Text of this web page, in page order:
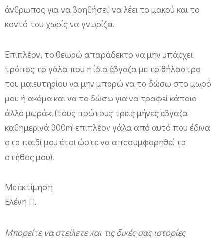
άνθρωπος για να βοηθήσει) να λέει το μακρύ και το
κοντό του χωρίς να γνωρίζει.
Επιπλέον, το θεωρώ απαράδεκτο να μην υπάρχει
τρόπος το γάλα που η ίδια έβγαζα με το θήλαστρο
του μαιευτηρίου να μην μπορώ να το δώσω στο μωρό
μου ή ακόμα και να το δώσω για να τραφεί κάποιο
άλλο μωράκι (τους πρώτους τρεις μήνες έβγαζα
καθημερινά 300ml επιπλέον γάλα από αυτό που έδινα
στο παιδί μου έτσι ώστε να αποσυμφορηθεί το
στήθος μου).
Με εκτίμηση
Ελένη Π.
Μπορείτε να στείλετε και τις δικές σας ιστορίες